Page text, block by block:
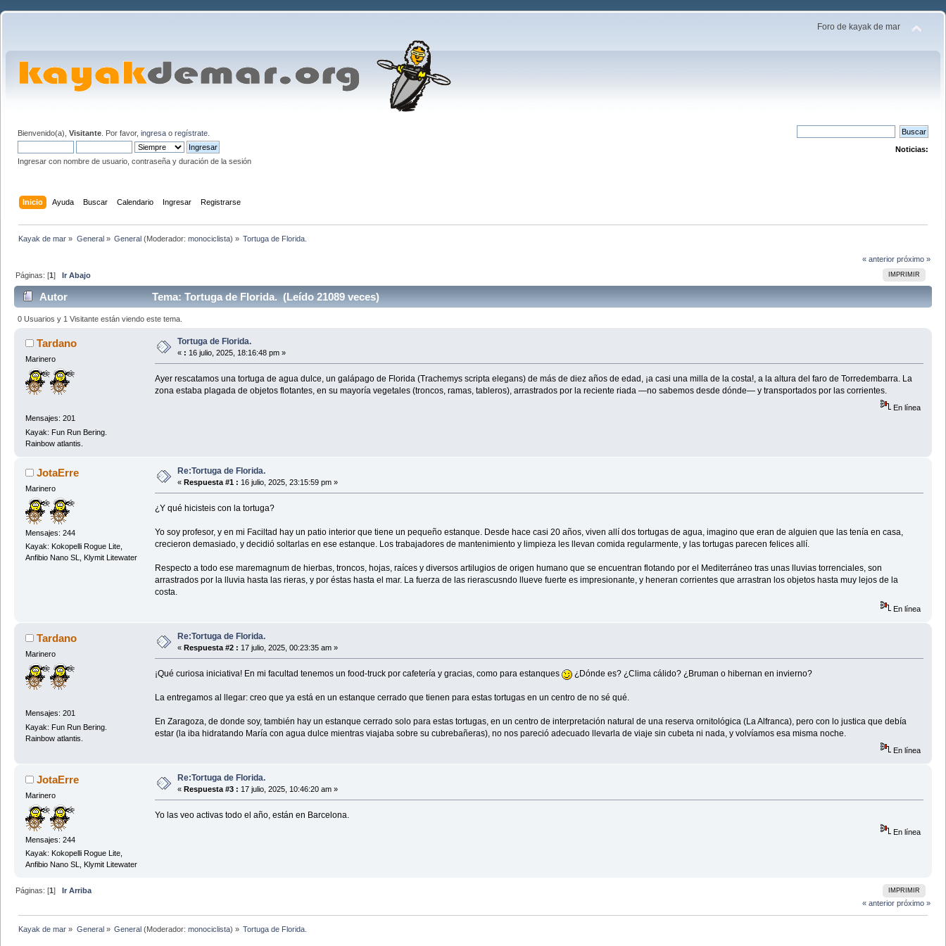
Foro de kayak de mar
Bienvenido(a), Visitante . Por favor, ingresa o regístrate
Ingresar con nombre de usuario, contraseña y duración de la sesión
Noticias:
Inicio Ayuda Buscar Calendario Ingresar Registrarse
Kayak de mar » General» General(Moderador: monociclista) » Tortuga de Florida.
« anterior próximo »
IMPRIMIR
Páginas: [1]Ir Abajo
Autor Tema: Tortuga de Florida. (Leído 21089 veces)
0 Usuarios y 1 Visitante están viendo este tema.
Tardano
Marinero
Mensajes: 201
Kayak: Fun Run Bering.
Rainbow atlantis.
Tortuga de Florida.
« : 16 julio, 2025, 18:16:48 pm »
Ayer rescatamos una tortuga de agua dulce, un galápago de Florida (Trachemys scripta elegans) de más de diez años de edad, ¡a casi una milla de la costa!, a la altura del faro de Torredembarra. La
zona estaba plagada de objetos flotantes, en su mayoría vegetales (troncos, ramas, tableros), arrastrados por la reciente riada —no sabemos desde dónde— y transportados por las corrientes.
En línea
JotaErre
Marinero
Mensajes: 244
Kayak: Kokopelli Rogue Lite,
Anfibio Nano SL, Klymit Litewater
Re:Tortuga de Florida.
« Respuesta #1 : 16 julio, 2025, 23:15:59 pm »
¿Y qué hicisteis con la tortuga?
Yo soy profesor, y en mi Faciltad hay un patio interior que tiene un pequeño estanque. Desde hace casi 20 años, viven allí dos tortugas de agua, imagino que eran de alguien que las tenía en casa,
crecieron demasiado, y decidió soltarlas en ese estanque. Los trabajadores de mantenimiento y limpieza les llevan comida regularmente, y las tortugas parecen felices allí.
Respecto a todo ese maremagnum de hierbas, troncos, hojas, raíces y diversos artilugios de origen humano que se encuentran flotando por el Mediterráneo tras unas lluvias torrenciales, son
arrastrados por la lluvia hasta las rieras, y por éstas hasta el mar. La fuerza de las rierascusndo llueve fuerte es impresionante, y heneran corrientes que arrastran los objetos hasta muy lejos de la
costa.
En línea
Tardano
Marinero
Mensajes: 201
Kayak: Fun Run Bering.
Rainbow atlantis.
Re:Tortuga de Florida.
« Respuesta #2 : 17 julio, 2025, 00:23:35 am »
¡Qué curiosa iniciativa! En mi facultad tenemos un food-truck por cafetería y gracias, como para estanques ¿Dónde es? ¿Clima cálido? ¿Bruman o hibernan en invierno?
La entregamos al llegar: creo que ya está en un estanque cerrado que tienen para estas tortugas en un centro de no sé qué.
En Zaragoza, de donde soy, también hay un estanque cerrado solo para estas tortugas, en un centro de interpretación natural de una reserva ornitológica (La Alfranca), pero con lo justica que debía
estar (la iba hidratando María con agua dulce mientras viajaba sobre su cubrebañeras), no nos pareció adecuado llevarla de viaje sin cubeta ni nada, y volvíamos esa misma noche.
En línea
JotaErre
Marinero
Mensajes: 244
Kayak: Kokopelli Rogue Lite,
Anfibio Nano SL, Klymit Litewater
Re:Tortuga de Florida.
« Respuesta #3 : 17 julio, 2025, 10:46:20 am »
Yo las veo activas todo el año, están en Barcelona.
En línea
IMPRIMIR
Páginas: [1]
Ir Arriba
« anterior próximo »
Kayak de mar » General » General (Moderador: monociclista) » Tortuga de Florida.